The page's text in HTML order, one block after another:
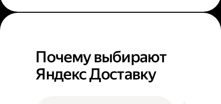
Почему выбирают
Яндекс Доставку